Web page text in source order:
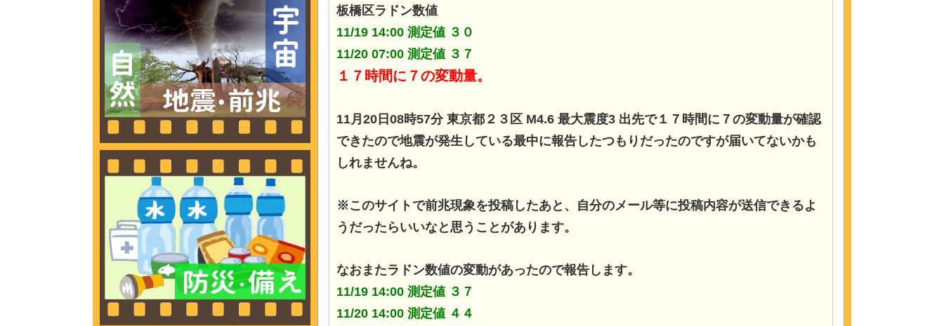
板橋区ラドン数値
11/19 14:00 測定値 ３０
11/20 07:00 測定値 ３７
１７時間に７の変動量。
11月20日08時57分 東京都２３区 M4.6 最大震度3 出先で１７時間に７の変動量が確認
できたので地震が発生している最中に報告したつもりだったのですが届いてないかも
しれませんね。
※このサイトで前兆現象を投稿したあと、自分のメール等に投稿内容が送信できるよ
うだったらいいなと思うことがあります。
なおまたラドン数値の変動があったので報告します。
11/19 14:00 測定値 ３７
11/20 14:00 測定値 ４４